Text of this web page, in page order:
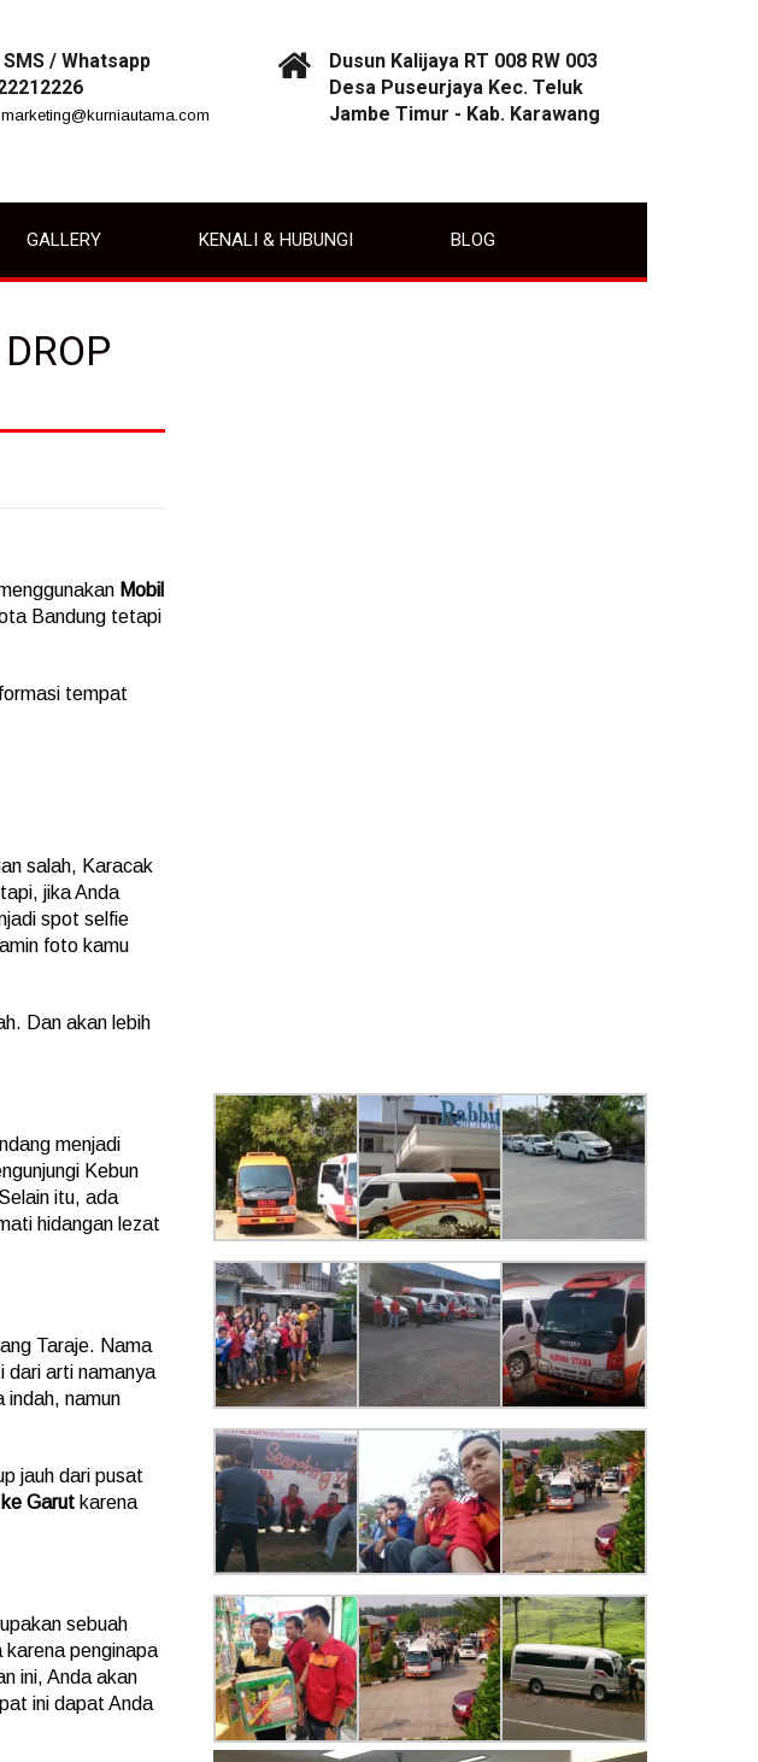
/ Whatsapp
Dusun Kalijaya RT 008 RW 003
Desa Puseurjaya Kec. Teluk
Jambe Timur - Kab. Karawang
GALLERY KENALI & HUBUNGI BLOG
Mobil
Bandung tetapi
tempat
salah, Karacak
jika Anda
spot selfie
foto kamu
Dan akan lebih
menjadi
Kebun
itu, ada
hidangan lezat
Taraje. Nama
dari arti namanya
indah, namun
jauh dari pusat
Garut karena
sebuah
karena penginapa
ini, Anda akan
ini dapat Anda